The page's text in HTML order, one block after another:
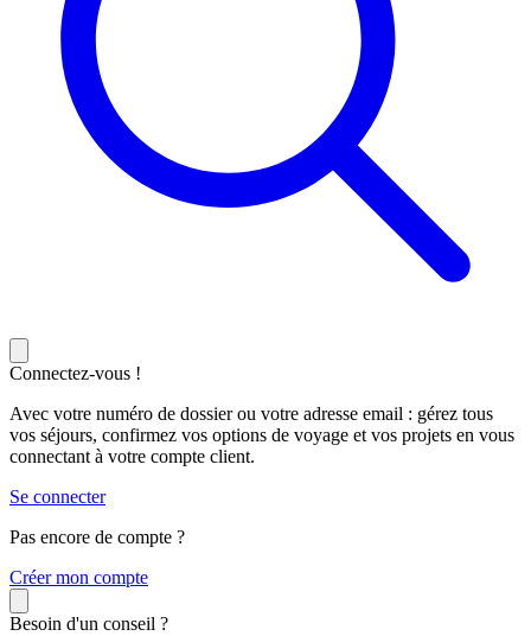
Connectez-vous !
Avec votre numéro de dossier ou votre adresse email : gérez tous
vos séjours, confirmez vos options de voyage et vos projets en vous
connectant à votre compte client.
Se connecter
Pas encore de compte ?
Créer mon compte
Besoin d'un conseil ?